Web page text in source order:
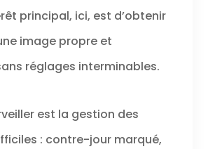
famille.
Comprend le kit
de démarrage
Osmo Pocket 3,
batterie, le mini
trépied Osmo,
etc. Filmez plus
principal, ici, est d’obtenir
image propre et
réglages interminables.
est la gestion des
: contre-jour marqué,